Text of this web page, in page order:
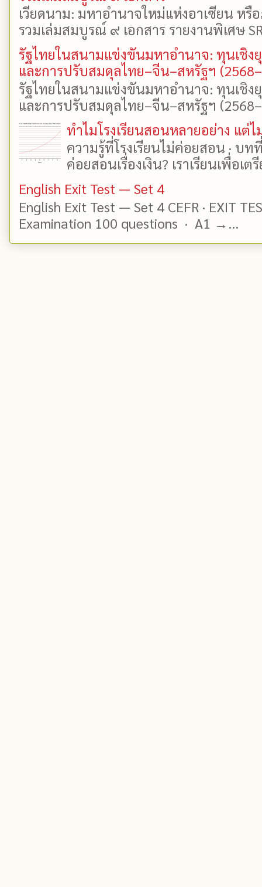
เวียดนาม: มหาอำนาจใหม่แห่งอาเซียน ห
รวมเล่มสมบูรณ์ ๙ เอกสาร รายงานพิเศษ
รัฐไทยในสนามแข่งขันมหาอำนาจ: ทุนเชิง
และการปรับสมดุลไทย–จีน–สหรัฐฯ
รัฐไทยในสนามแข่งขันมหาอำนาจ: ทุนเชิง
และการปรับสมดุลไทย–จีน–สหรัฐฯ
ทำไมโรงเรียนสอนหลายอย่าง แต่ไ
ความรู้ที่โรงเรียนไม่ค่อยสอน · บ
ค่อยสอนเรื่องเงิน? เราเรียนเพื่อเต
English Exit Test — Set 4
English Exit Test — Set 4 CEFR · EXIT
Examination 100 questions · A1 →...